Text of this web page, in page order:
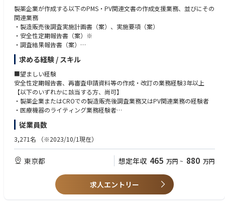
製薬企業が作成する以下のPMS・PV関連文書の作成支援業務、並びにその
関連業務
・製造販売後調査実施計画書（案）、実施要項（案）
・安全性定期報告書（案）※
・調査結果報告書（案）
・再審査申請資料（案）※
・PBRER、DSUR、未知非重篤副作用定期報告（案）、等
※PMS関連パート及びPV関連パートを含む全パート
◆上記のいずれかに対応できる方であれば応募可能です
■当ポジションの特長
・製薬企業等で培ったご経験を活かし、落ち着いた環境で業務に専念する
待できます。
・これまでに作成経験の無い文書にも、各人の意欲に応じて挑戦すること
が可能です。いずれはライティング業務のエキスパートを目指せます。
・ライティング業務の多くはリモートワークでの対応が可能です。所属長
の了承のもと、業務状況により、出社か在宅か、各自で予定を立て就業す
・製造販売後のメディカルライティング部門として、約40名のライターが
在籍しています。その大半がPMSやPV関連の文書（安全性定期報告書や再
求める経験 / スキル
■望ましい経験
安全性定期報告書、再審査申請資料等の作成・改訂の業務経験3年以上
【以下のいずれかに該当する方、尚可】
・製薬企業またはCROでの製造販売後調査業務又はPV関連業務の経験者
・医療機器のライティング業務経験者
・英文ライティング業務の経験のある方
・臨床試験、臨床研究のメディカルライティング業務経験者（プロトコル
やCSR作成経験）
■求める人材
・明るく前向きに仕事に取り組める方
・チームワークを大切にできる方
・柔軟で高いコミュニケーション能力のある方
従業員数
3,271名 （※2023/10/1現在）
東京都 想定年収 465 万円 ~ 880 万円
求人エントリー